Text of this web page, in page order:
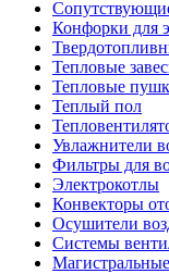
Конфорки для
Тепловые
Тепловые
Теплый пол
Увлажнители
Фильтры для
Электрокотлы
Конвекторы
Осушители
Системы